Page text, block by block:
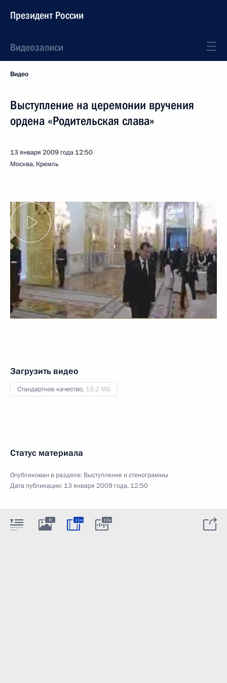
Президент России
Видеозаписи
Видео
Выступление на церемонии вручения
ордена «Родительская слава»
13 января 2009 года 12:50
Москва, Кремль
Загрузить видео
Стандартное качество, 19.2 МБ
Статус материала
Опубликован в разделе: Выступления и стенограммы
Дата публикации: 13 января 2009 года, 12:50
8 11м 10м